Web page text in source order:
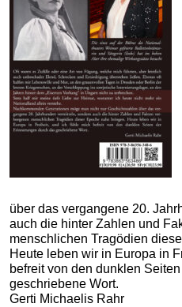
über das vergangene 20.
auch die hinter Zahlen und
menschlichen Tragödien
Heute leben wir in Europa in
befreit von den dunklen
geschriebene Wort.
Gerti Michaelis Rahr